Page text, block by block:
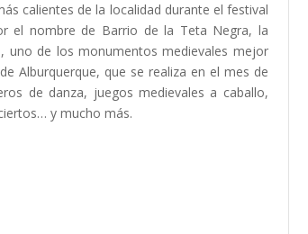
calientes de la localidad durante el festival
el nombre de Barrio de la Teta Negra, la
uno de los monumentos medievales mejor
Alburquerque, que se realiza en el mes de
de danza, juegos medievales a caballo,
y mucho más.